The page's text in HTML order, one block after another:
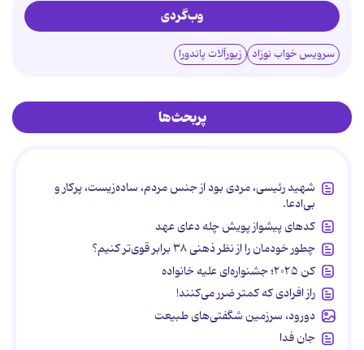
وب‌گردی
سرویس خواب نوزاد زیورآلات پاندورا
پربحث‌ها
شهید رئیسی، مردی بود از جنس مردم، ساده‌زیست، پرکار و
بی‌ادعا.
کدهای پیشواز پویش چله دعای عهد
چطور خودمان را از نظر ذهنی ۳۸ برابر قوی‌تر کنیم؟
کن ۲۰۲۵؛ جشنواره‌ای علیه خانواده
راز افرادی که کمتر ضرر می‌کنند!
دورود، سرزمین شگفتی‌های طبیعت
جان فدا